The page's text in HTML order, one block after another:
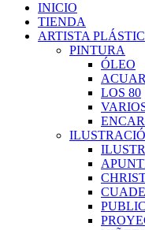
INICIO
TIENDA
ARTISTA
PINTURA
ÓLEO
LOS 80